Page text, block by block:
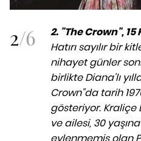
2/6 2. "The Crown", 15
Hatırı sayılır bir
nihayet günler
birlikte Diana'lı
Crown"da tarih
gösteriyor. Kraliçe
ve ailesi, 30